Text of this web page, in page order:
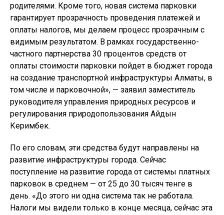
родителями. Кроме того, новая система парковки
гарантирует прозрачность проведения платежей и
оплаты налогов, мы делаем процесс прозрачным с
видимым результатом. В рамках государственно-
частного партнерства 30 процентов средств от
оплаты стоимости парковки пойдет в бюджет города
на создание транспортной инфраструктуры Алматы, в
том числе и парковочной», — заявил заместитель
руководителя управления природных ресурсов и
регулирования природопользования Айдын
Керимбек.
По его словам, эти средства будут направлены на
развитие инфраструктуры города. Сейчас
поступление на развитие города от системы платных
парковок в среднем — от 25 до 30 тысяч тенге в
день. «До этого ни одна система так не работала.
Налоги мы видели только в конце месяца, сейчас эта